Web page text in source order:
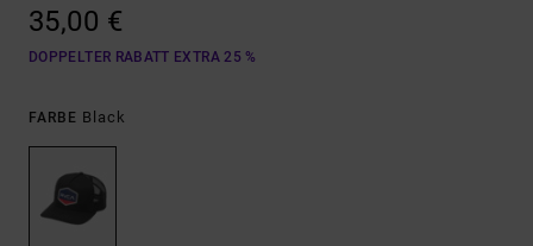
35,00 €
DOPPELTER RABATT EXTRA 25 %
FARBE Black